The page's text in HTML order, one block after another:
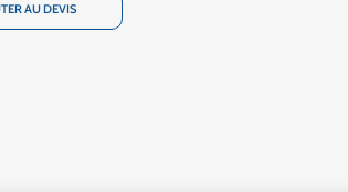
AU DEVIS